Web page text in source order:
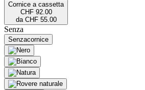
Cornice a cassetta
CHF 92.00
da CHF 55.00
Senza
Senzacornice